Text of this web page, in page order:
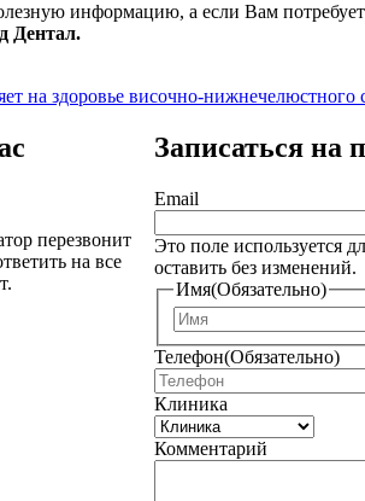
информацию, а если Вам
Дентал.
на здоровье височно-нижнечелюстного
перезвонит
на все
Записаться на
Email
Это поле используется
оставить без изменений.
Имя(Обязательно)
Телефон(Обязательно)
Клиника
Комментарий